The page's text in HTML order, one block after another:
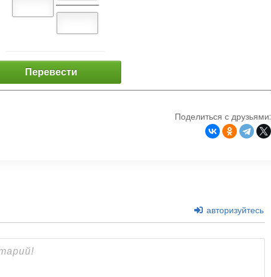
Перевести
Поделиться с друзьями:
авторизуйтесь